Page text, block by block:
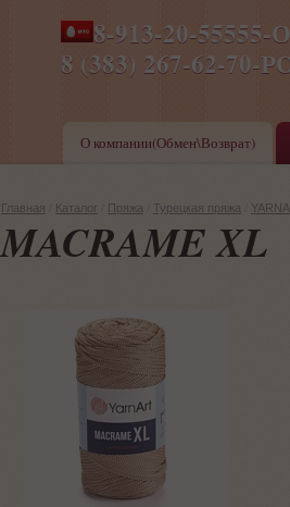
8-913-20-
8 (383) 267-62-
ПН-ПТ 8-17,СБ-ВС 9-17
О компании(Обмен\Возврат)
Главная Каталог Пряжа Турецкая пряжа
MACRAME XL